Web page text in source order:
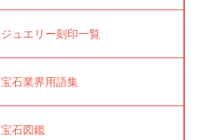
ジュエリー刻印一覧
宝石業界用語集
宝石図鑑